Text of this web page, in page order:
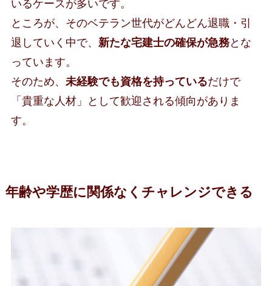
いるケースが多いです。
ところが、そのベテラン世代がどんどん退職・引
退していく中で、 新たな宅建士の確保が急務とな
っています。
そのため、 未経験でも資格を持っているだけで
「貴重な人材」として歓迎される傾向がありま
す。
年齢や学歴に関係なくチャレンジできる